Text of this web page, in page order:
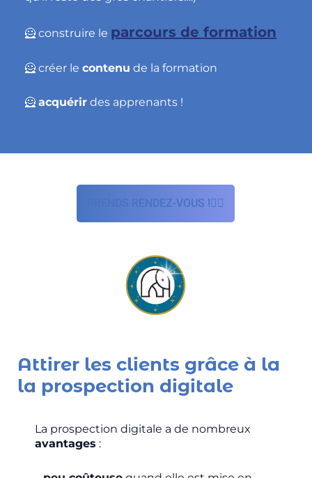
🦸 construire le parcours de formation
🦸 créer le contenu de la formation
🦸 acquérir des apprenants !
PRENDS RENDEZ-VOUS !🦸‍♀️
Attirer les clients grâce à la
la prospection digitale
La prospection digitale a de nombreux
avantages :